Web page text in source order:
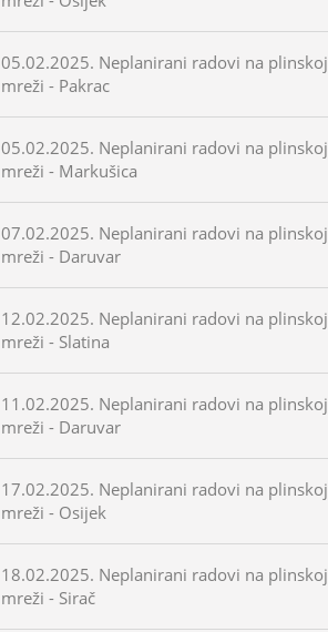
05.02.2025. Neplanirani radovi na plinskoj
mreži - Pakrac
05.02.2025. Neplanirani radovi na plinskoj
mreži - Markušica
07.02.2025. Neplanirani radovi na plinskoj
mreži - Daruvar
12.02.2025. Neplanirani radovi na plinskoj
mreži - Slatina
11.02.2025. Neplanirani radovi na plinskoj
mreži - Daruvar
17.02.2025. Neplanirani radovi na plinskoj
mreži - Osijek
18.02.2025. Neplanirani radovi na plinskoj
mreži - Sirač